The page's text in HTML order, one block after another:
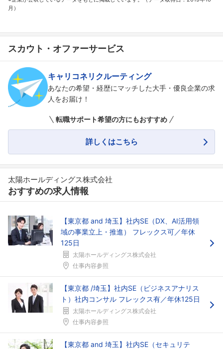
月）
スカウト・オファーサービス
キャリコネリクルーティング
あなたの希望・経歴にマッチした大手・優良企業の求
人をお届け！
転職サポート希望の方にもおすすめ
詳しくはこちら
太陽ホールディングス株式会社
おすすめの求人情報
【東京都 and 埼玉】社内SE（DX、AI活用領
域の事業立上・推進） フレックス可／年休
125日
太陽ホールディングス株式会社
仕事内容参照
【東京都 /埼玉】社内SE（ビジネスアナリス
ト）社内コンサル フレックス有／年休125日
太陽ホールディングス株式会社
仕事内容参照
【東京都 and 埼玉】社内SE（セキュリテ